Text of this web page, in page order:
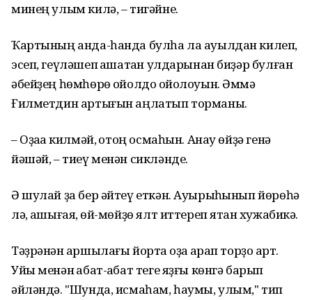
минең улым килə, – тигəйне.
Ҡартының анда-һанда булһа ла ауылдан килеп,
эсеп, геүлəшеп ҡаҡшатҡан улдарынан биҙəр булған
əбейҙең һɵмһɵрɵ ҡойолдо ҡойолоуын. Əммə
Ғилметдин артығын аңлатып торманы.
– Оҙаҡҡа килмəй, ҡотоң осмаһын. Анау ɵйҙə генə
йəшəй, – тиеү менəн сиклəнде.
Ə шулай ҙа бер əйтеү еткəн. Ауырыҡһынып йɵрɵһə
лə, ҡашығаяҡ, ɵй-мɵйҙɵ ялт иттереп ятҡан хужабикə.
Тəҙрəнəн ҡаршылағы йортҡа оҙаҡ ҡарап торҙо ҡарт.
Уйы менəн ҡабат-ҡабат теге яҙғы кɵнгə барып
əйлəндə. "Шунда, исмаһам, һаумы, улым," тип